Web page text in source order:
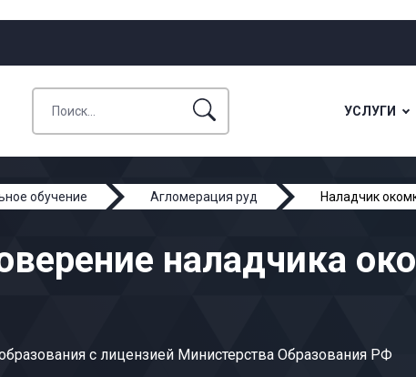
УСЛУГИ
обучение Агломерация руд Наладчик
наладчика
с лицензией Министерства Образования РФ